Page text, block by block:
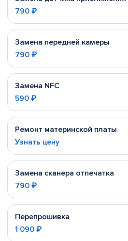
790 ₽
Замена передней камеры
790 ₽
Замена NFC
590 ₽
Ремонт материнской платы
Узнать цену
Замена сканера отпечатка
790 ₽
Перепрошивка
1 090 ₽